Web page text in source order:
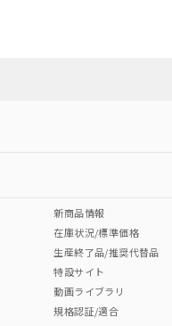
Cr(VI)
新商品情報
在庫状況/標準価格
生産終了品/推奨代替品
特設サイト
動画ライブラリ
規格認証/適合